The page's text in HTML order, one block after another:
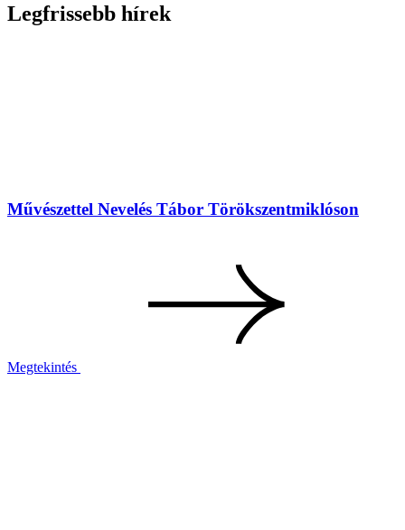
Legfrissebb hírek
Művészettel Nevelés Tábor Törökszentmiklóson
Megtekintés